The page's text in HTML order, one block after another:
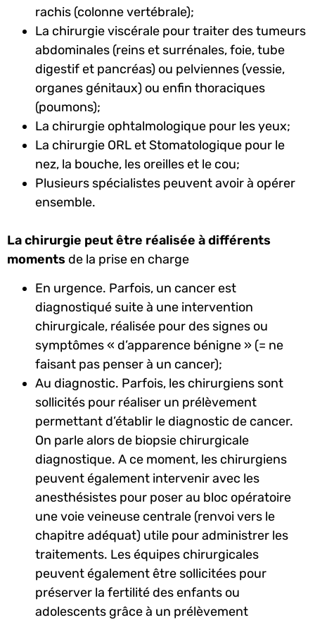
rachis (colonne vertébrale);
La chirurgie viscérale pour traiter des tumeurs
abdominales (reins et surrénales, foie, tube
digestif et pancréas) ou pelviennes (vessie,
organes génitaux) ou enfin thoraciques
(poumons);
La chirurgie ophtalmologique pour les yeux;
La chirurgie ORL et Stomatologique pour le
nez, la bouche, les oreilles et le cou;
Plusieurs spécialistes peuvent avoir à opérer
ensemble.
La chirurgie peut être réalisée à différents
momentsde la prise en charge
En urgence. Parfois, un cancer est
diagnostiqué suite à une intervention
chirurgicale, réalisée pour des signes ou
symptômes « d’apparence bénigne » (= ne
faisant pas penser à un cancer);
Au diagnostic. Parfois, les chirurgiens sont
sollicités pour réaliser un prélèvement
permettant d’établir le diagnostic de cancer.
On parle alors de biopsie chirurgicale
diagnostique. A ce moment, les chirurgiens
peuvent également intervenir avec les
anesthésistes pour poser au bloc opératoire
une voie veineuse centrale (renvoi vers le
chapitre adéquat) utile pour administrer les
traitements. Les équipes chirurgicales
peuvent également être sollicitées pour
préserver la fertilité des enfants ou
adolescents grâce à un prélèvement